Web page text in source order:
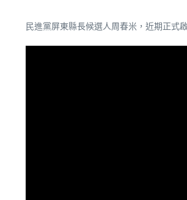
民進黨屏東縣長候選人周春米，近期正式